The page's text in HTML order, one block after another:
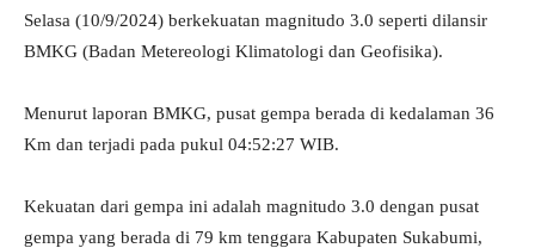
Selasa (10/9/2024) berkekuatan magnitudo 3.0 seperti dilansir
BMKG (Badan Metereologi Klimatologi dan Geofisika).
Menurut laporan BMKG, pusat gempa berada di kedalaman 36
Km dan terjadi pada pukul 04:52:27 WIB.
Kekuatan dari gempa ini adalah magnitudo 3.0 dengan pusat
gempa yang berada di 79 km tenggara Kabupaten Sukabumi,